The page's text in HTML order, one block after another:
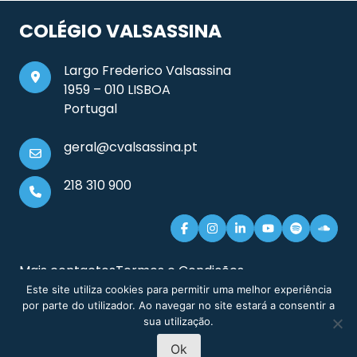
MARCAÇÃO DE
COLÉGIO VALSASSINA
Largo Frederico Valsassina
1959 – 010 LISBOA
Portugal
geral@cvalsassina.pt
218 310 900
Mais contactosTermos e Condições
Documentos e Informação LegalSitemap
Este site utiliza cookies para permitir uma melhor experiência
por parte do utilizador. Ao navegar no site estará a consentir a
sua utilização.
Ok